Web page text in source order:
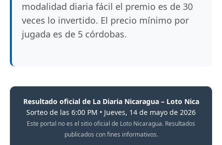
modalidad diaria fácil el premio es de 30
veces lo invertido. El precio mínimo por
jugada es de 5 córdobas.
Resultado oficial de La Diaria Nicaragua – Loto Nica
Sorteo de las 6:00 PM • Jueves, 14 de mayo de 2026
Este portal no es el sitio oficial de Loto Nicaragua. Resultados
publicados con fines informativos.